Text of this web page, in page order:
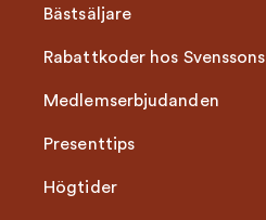
Bästsäljare
Rabattkoder hos Svenssons
Medlemserbjudanden
Presenttips
Högtider